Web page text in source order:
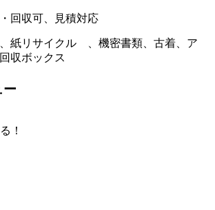
回収可、見積対応
紙リサイクル 、機密書類、古着、ア
収ボックス
ー
！